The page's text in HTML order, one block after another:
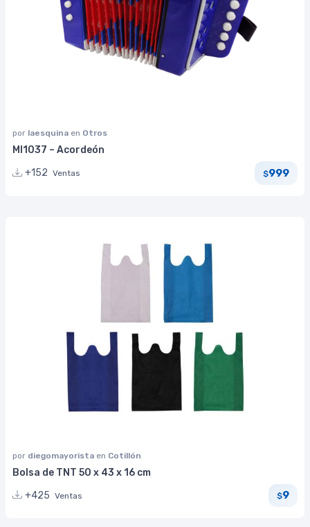
por laesquina en Otros
MI1037 – Acordeón
+152 Ventas $999
por diegomayorista en Cotillón
Bolsa de TNT 50 x 43 x 16 cm
+425 Ventas $9